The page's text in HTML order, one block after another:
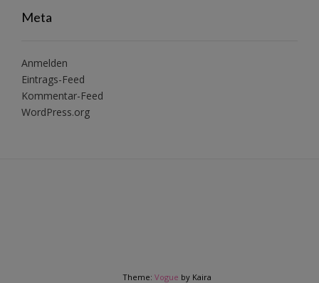
Meta
Anmelden
Eintrags-Feed
Kommentar-Feed
WordPress.org
Theme: Vogue by Kaira